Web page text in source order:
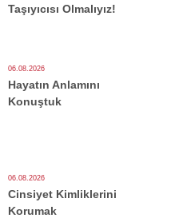
Taşıyıcısı Olmalıyız!
06.08.2026
Hayatın Anlamını
Konuştuk
06.08.2026
Cinsiyet Kimliklerini
Korumak